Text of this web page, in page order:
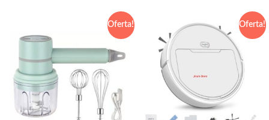
Oferta! Oferta!